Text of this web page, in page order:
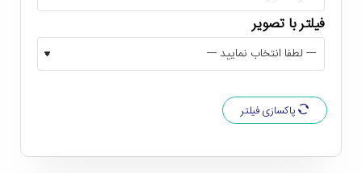
فیلتر با تصویر
پاکسازی فیلتر